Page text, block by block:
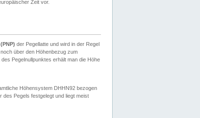
Zeit vor.
der Pegellatte und wird in der Regel
über den Höhenbezug zum
Pegelnullpunktes erhält man die Höhe
Höhensystem DHHN92 bezogen
des Pegels festgelegt und liegt meist